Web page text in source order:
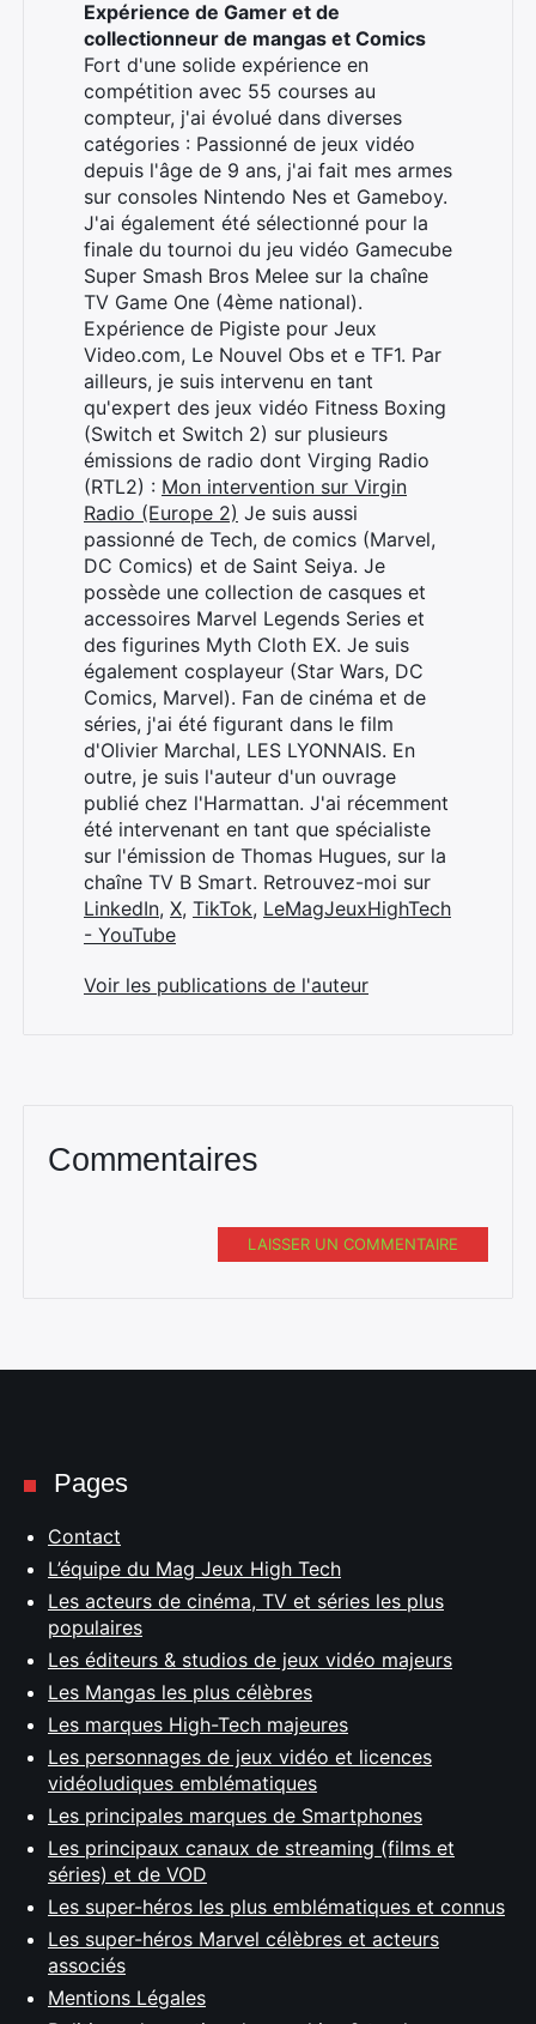
Expérience de Gamer et de
collectionneur de mangas et Comics
Fort d'une solide expérience en
compétition avec 55 courses au
compteur, j'ai évolué dans diverses
catégories : Passionné de jeux vidéo
depuis l'âge de 9 ans, j'ai fait mes armes
sur consoles Nintendo Nes et Gameboy.
J'ai également été sélectionné pour la
finale du tournoi du jeu vidéo Gamecube
Super Smash Bros Melee sur la chaîne
TV Game One (4ème national).
Expérience de Pigiste pour Jeux
Video.com, Le Nouvel Obs et e TF1. Par
ailleurs, je suis intervenu en tant
qu'expert des jeux vidéo Fitness Boxing
(Switch et Switch 2) sur plusieurs
émissions de radio dont Virging Radio
(RTL2) : Mon intervention sur Virgin
Radio (Europe 2) Je suis aussi
passionné de Tech, de comics (Marvel,
DC Comics) et de Saint Seiya. Je
possède une collection de casques et
accessoires Marvel Legends Series et
des figurines Myth Cloth EX. Je suis
également cosplayeur (Star Wars, DC
Comics, Marvel). Fan de cinéma et de
séries, j'ai été figurant dans le film
d'Olivier Marchal, LES LYONNAIS. En
outre, je suis l'auteur d'un ouvrage
publié chez l'Harmattan. J'ai récemment
été intervenant en tant que spécialiste
sur l'émission de Thomas Hugues, sur la
chaîne TV B Smart. Retrouvez-moi sur
LinkedIn, X, TikTok, LeMagJeuxHighTech
- YouTube
Voir les publications de l'auteur
Commentaires
LAISSER UN COMMENTAIRE
Pages
Contact
L’équipe du Mag Jeux High Tech
Les acteurs de cinéma, TV et séries les plus
populaires
Les éditeurs & studios de jeux vidéo majeurs
Les Mangas les plus célèbres
Les marques High-Tech majeures
Les personnages de jeux vidéo et licences
vidéoludiques emblématiques
Les principales marques de Smartphones
Les principaux canaux de streaming (films et
séries) et de VOD
Les super-héros les plus emblématiques et connus
Les super-héros Marvel célèbres et acteurs
associés
Mentions Légales
Rechercher
: